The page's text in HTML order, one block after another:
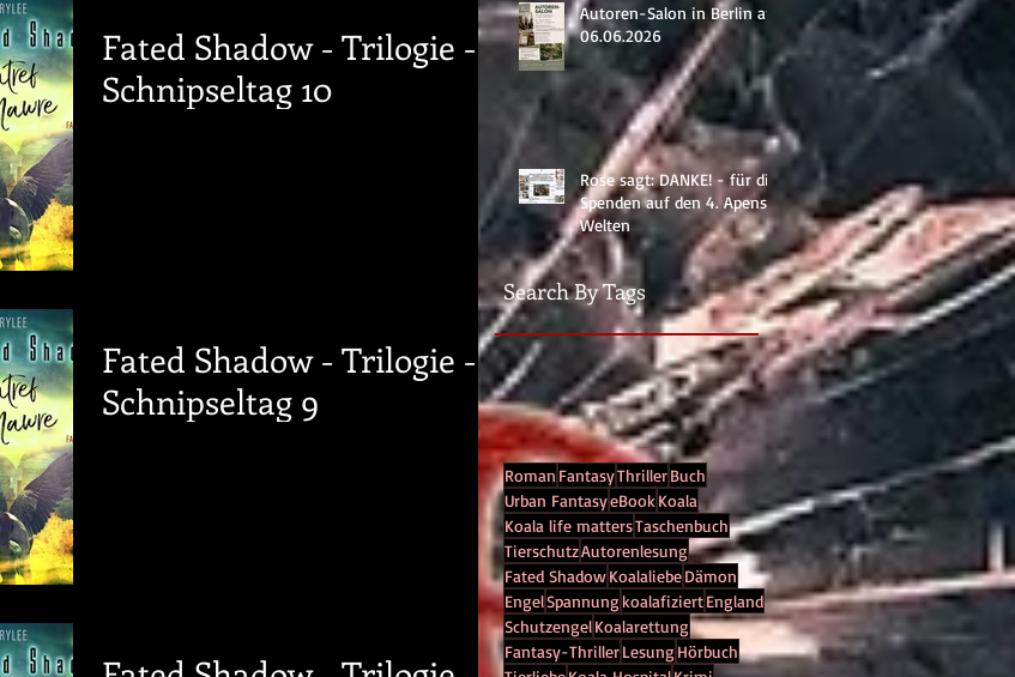
Fated Shadow - Trilogie -
Schnipseltag 10
Fated Shadow - Trilogie -
Schnipseltag 9
Autoren-Salon in Berlin am
06.06.2026
Rose sagt: DANKE! - für die
Spenden auf den 4. Apenser
Welten
Search By Tags
Roman FantasyThrillerBuch
Urban FantasyeBookKoala
Koala life mattersTaschenbuch
TierschutzAutorenlesung
Fated ShadowKoalaliebeDämon
EngelSpannung koalafiziertEngland
SchutzengelKoalarettung
Fantasy-ThrillerLesung Hörbuch